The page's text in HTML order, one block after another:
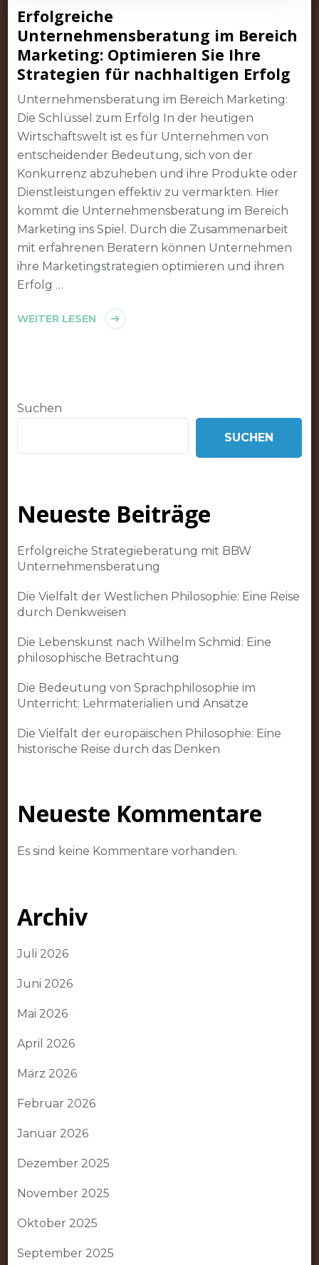
Erfolgreiche
Unternehmensberatung im Bereich
Marketing: Optimieren Sie Ihre
Strategien für nachhaltigen Erfolg
Unternehmensberatung im Bereich Marketing:
Die Schlüssel zum Erfolg In der heutigen
Wirtschaftswelt ist es für Unternehmen von
entscheidender Bedeutung, sich von der
Konkurrenz abzuheben und ihre Produkte oder
Dienstleistungen effektiv zu vermarkten. Hier
kommt die Unternehmensberatung im Bereich
Marketing ins Spiel. Durch die Zusammenarbeit
mit erfahrenen Beratern können Unternehmen
ihre Marketingstrategien optimieren und ihren
Erfolg …
WEITER LESEN
Suchen
SUCHEN
Neueste Beiträge
Erfolgreiche Strategieberatung mit BBW
Unternehmensberatung
Die Vielfalt der Westlichen Philosophie: Eine Reise
durch Denkweisen
Die Lebenskunst nach Wilhelm Schmid: Eine
philosophische Betrachtung
Die Bedeutung von Sprachphilosophie im
Unterricht: Lehrmaterialien und Ansätze
Die Vielfalt der europäischen Philosophie: Eine
historische Reise durch das Denken
Neueste Kommentare
Es sind keine Kommentare vorhanden.
Archiv
Juli 2026
Juni 2026
Mai 2026
April 2026
März 2026
Februar 2026
Januar 2026
Dezember 2025
November 2025
Oktober 2025
September 2025